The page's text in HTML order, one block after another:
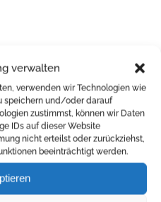
verwalten
verwenden wir Technologien wie
speichern und/oder darauf
zustimmst, können wir Daten
IDs auf dieser Website
nicht erteilst oder zurückziehst,
beeinträchtigt werden.
Die Ostsächsische